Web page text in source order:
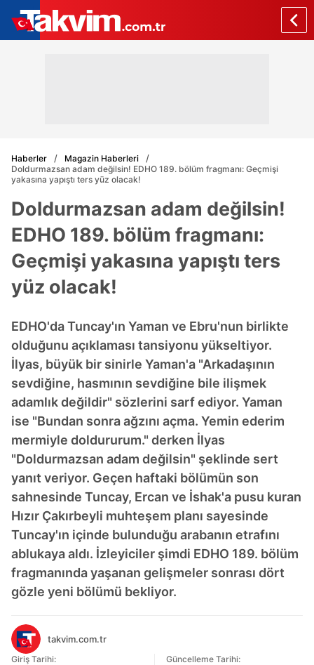
Haberler
Magazin Haberleri
Doldurmazsan adam değilsin! EDHO 189. bölüm fragmanı: Geçmişi
yakasına yapıştı ters yüz olacak!
Doldurmazsan adam değilsin!
EDHO 189. bölüm fragmanı:
Geçmişi yakasına yapıştı ters
yüz olacak!
EDHO'da Tuncay'ın Yaman ve Ebru'nun birlikte
olduğunu açıklaması tansiyonu yükseltiyor.
İlyas, büyük bir sinirle Yaman'a "Arkadaşının
sevdiğine, hasmının sevdiğine bile ilişmek
adamlık değildir" sözlerini sarf ediyor. Yaman
ise "Bundan sonra ağzını açma. Yemin ederim
mermiyle doldururum." derken İlyas
"Doldurmazsan adam değilsin" şeklinde sert
yanıt veriyor. Geçen haftaki bölümün son
sahnesinde Tuncay, Ercan ve İshak'a pusu kuran
Hızır Çakırbeyli muhteşem planı sayesinde
Tuncay'ın içinde bulunduğu arabanın etrafını
ablukaya aldı. İzleyiciler şimdi EDHO 189. bölüm
fragmanında yaşanan gelişmeler sonrası dört
gözle yeni bölümü bekliyor.
takvim.com.tr
Giriş Tarihi:
Güncelleme Tarihi: